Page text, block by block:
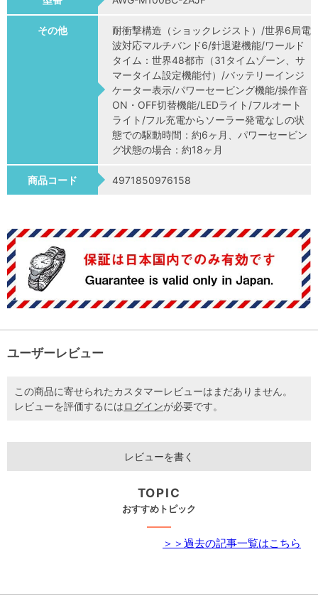
その他
耐衝撃構造（ショックレジスト）/世界6局電
波対応マルチバンド6/針退避機能/ワールド
タイム：世界48都市（31タイムゾーン、サ
マータイム設定機能付）/バッテリーインジ
ケーター表示/パワーセービング機能/操作音
ON・OFF切替機能/LEDライト/フルオート
ライト/フル充電からソーラー発電なしの状
態での駆動時間：約6ヶ月、パワーセービン
グ状態の場合：約18ヶ月
商品コード 4971850976158
ユーザーレビュー
この商品に寄せられたカスタマーレビューはまだありません。
レビューを評価するにはログインが必要です。
レビューを書く
TOPIC
おすすめトピック
＞＞過去の記事一覧はこちら